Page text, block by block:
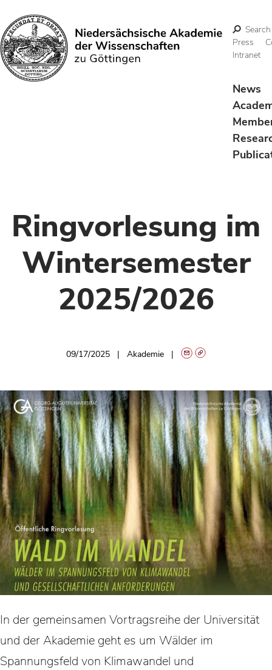
Search
Search
Press
Intranet
News
Ringvorlesung im
Wintersemester
2025/2026
09/17/2025 Akademie
In der gemeinsamen Vortragsreihe der Universität
und der Akademie geht es um Wälder im
Spannungsfeld von Klimawandel und